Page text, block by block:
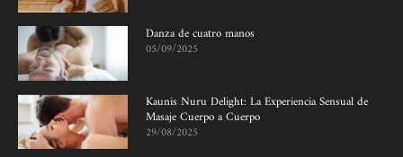
Danza de cuatro manos
05/09/2025
Kaunis Nuru Delight: La Experiencia Sensual de
Masaje Cuerpo a Cuerpo
29/08/2025